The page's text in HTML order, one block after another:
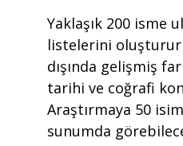
Yaklaşık 200 isme
listelerini
dışında gelişmiş
tarihi ve coğrafi
Araştırmaya 50
sunumda